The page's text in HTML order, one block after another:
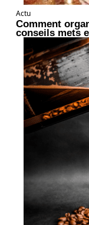
Actu
Comment
conseils mets